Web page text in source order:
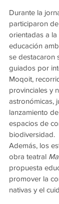
Durante la
participaron
orientadas a la
educación
se destacaron
guiados por
Moqoit,
provinciales y
astronómicas,
lanzamiento
espacios de
biodiversidad.
Además, los
obra teatral
propuesta
promover la
nativas y el